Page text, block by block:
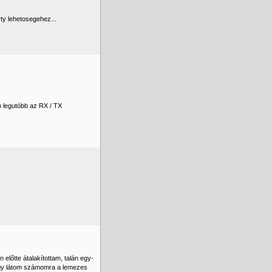
lehetosegehez...
legutóbb az RX / TX
előtte átalakítottam, talán egy-
látom számomra a lemezes